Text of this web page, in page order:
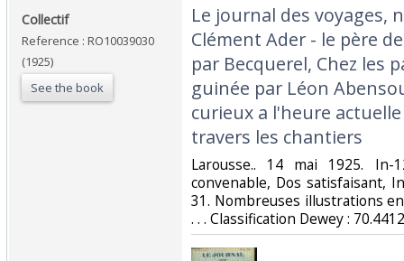
‎Collectif‎
Reference : RO10039030
(1925)
See the book
‎Le journal des voyages,
Clément Ader - le père
par Becquerel, Chez les
guinée par Léon
curieux a l'heure
travers les chantiers‎
‎Larousse.. 14 mai 1925. In-
convenable, Dos satisfaisant,
31. Nombreuses illustrations
. . . Classification Dewey :